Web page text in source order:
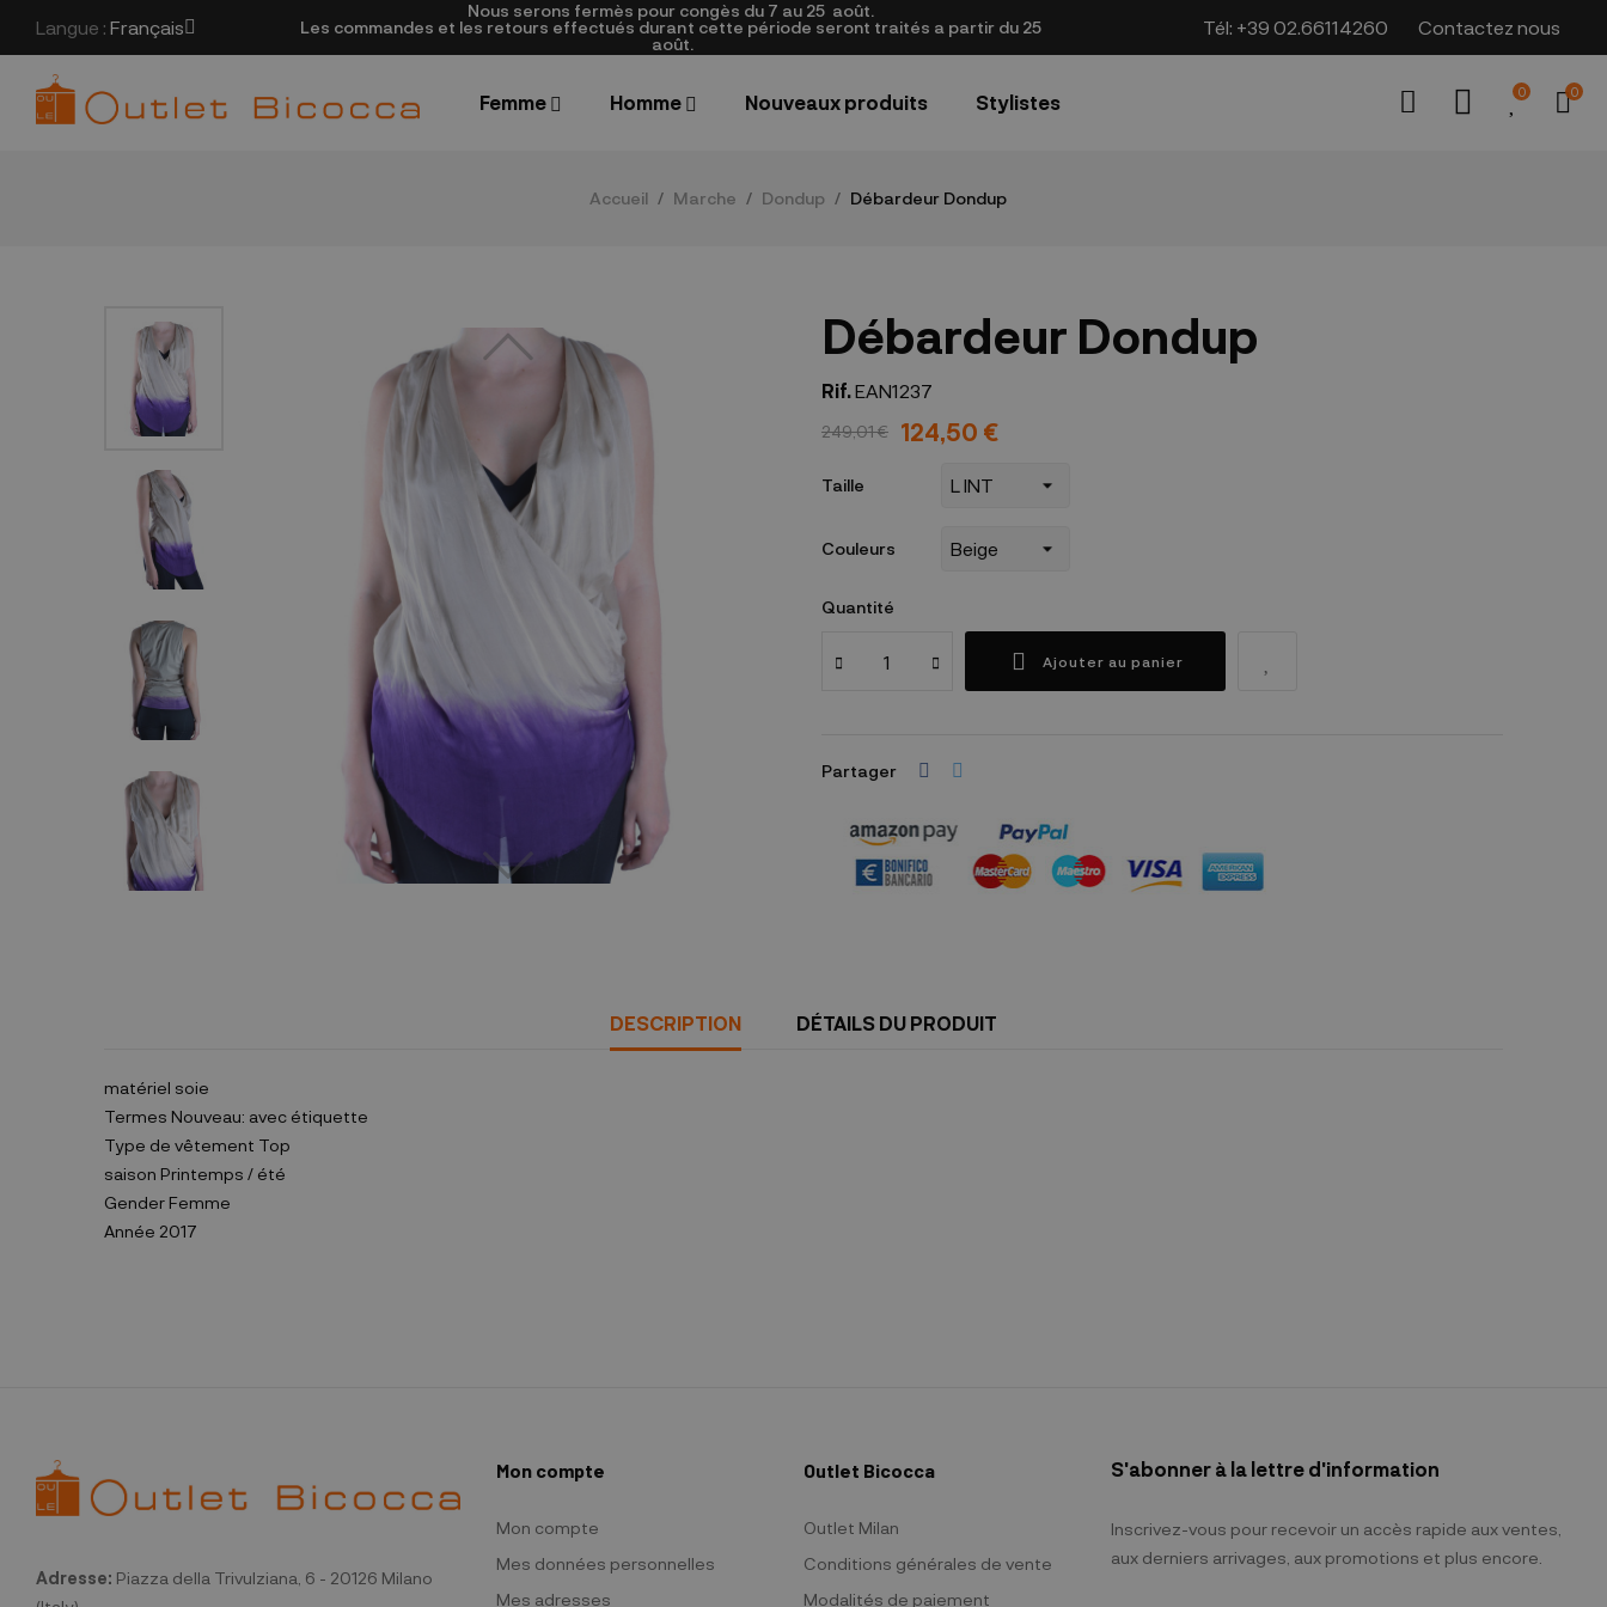
Langue : Français
Nous serons fermès pour congès du 7 au 25 août.
Les commandes et les retours effectués durant cette période seront traités a partir du 25
août.
Tél: +39 02.66114260 Contactez nous
Femme Homme Nouveaux produits Stylistes 0 0
Accueil Marche Dondup Débardeur Dondup
Débardeur Dondup
Rif.EAN1237
249,01 € 124,50 €
Taille
Couleurs
Quantité
Ajouter au panier
Partager
Garanties sécurité
(à modifier dans le module "Réassurance")
DESCRIPTION DÉTAILS DU PRODUIT
matériel soie
Termes Nouveau: avec étiquette
Type de vêtement Top
saison Printemps / été
Gender Femme
Année 2017
Adresse: Piazza della Trivulziana, 6 - 20126 Milano
Mon compte
Mon compte
Mes données personnelles
Mes adresses
Outlet Bicocca
Outlet Milan
Conditions générales de vente
Modalités de paiement
S'abonner à la lettre d'information
Inscrivez-vous pour recevoir un accès rapide aux ventes,
aux derniers arrivages, aux promotions et plus encore.